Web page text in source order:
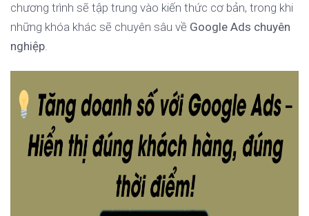
chương trình sẽ tập trung vào kiến thức cơ bản, trong khi
những khóa khác sẽ chuyên sâu về Google Ads chuyên
nghiệp.